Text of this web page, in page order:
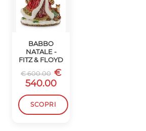
BABBO
NATALE -
FITZ & FLOYD
€ 600.00 €
540.00
SCOPRI